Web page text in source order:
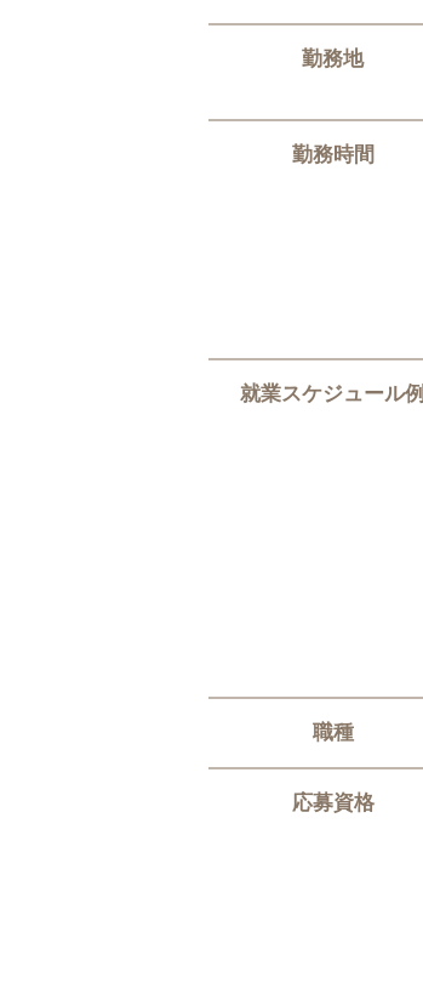
勤務地
勤務時間
就業スケジュール例
職種
応募資格